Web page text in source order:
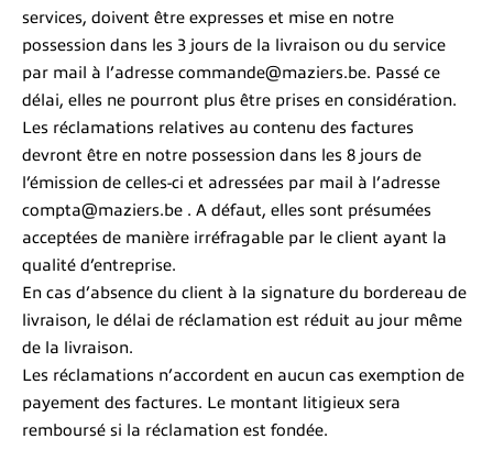
services, doivent être expresses et mise en notre
possession dans les 3 jours de la livraison ou du service
par mail à l’adresse commande@maziers.be. Passé ce
délai, elles ne pourront plus être prises en considération.
Les réclamations relatives au contenu des factures
devront être en notre possession dans les 8 jours de
l’émission de celles-ci et adressées par mail à l’adresse
compta@maziers.be . A défaut, elles sont présumées
acceptées de manière irréfragable par le client ayant la
qualité d’entreprise.
En cas d’absence du client à la signature du bordereau de
livraison, le délai de réclamation est réduit au jour même
de la livraison.
Les réclamations n’accordent en aucun cas exemption de
payement des factures. Le montant litigieux sera
remboursé si la réclamation est fondée.